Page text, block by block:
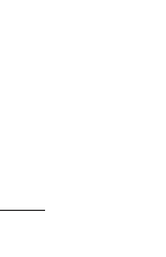
Polos Opuestos 06